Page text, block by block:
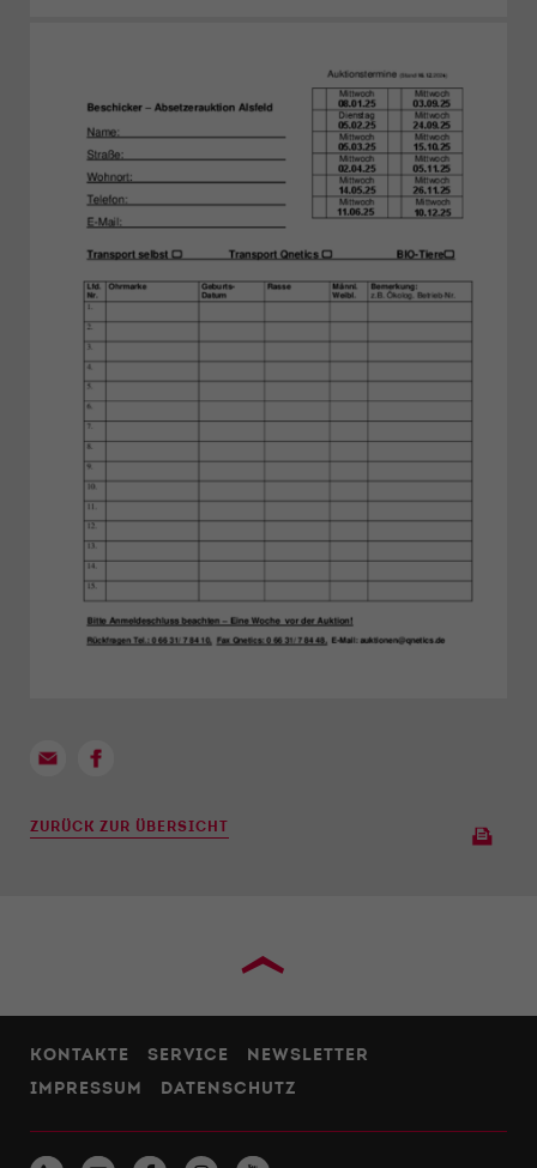
ZURÜCK ZUR ÜBERSICHT
›
KONTAKTE SERVICE
NEWSLETTER
IMPRESSUM
DATENSCHUTZ